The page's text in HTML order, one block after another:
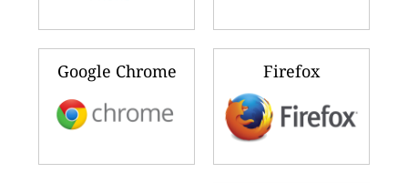
Google Chrome Firefox